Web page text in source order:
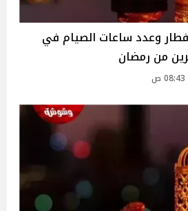
وعدد ساعات الصيام في
من رمضان